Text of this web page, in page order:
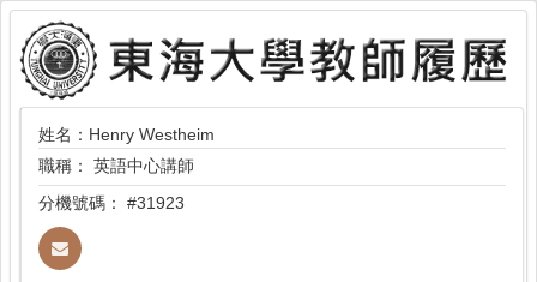
姓名：Henry Westheim
職稱： 英語中心講師
分機號碼： #31923